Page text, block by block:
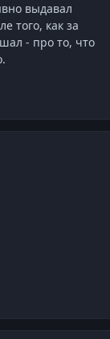
выдавал
того, как за
- про то, что